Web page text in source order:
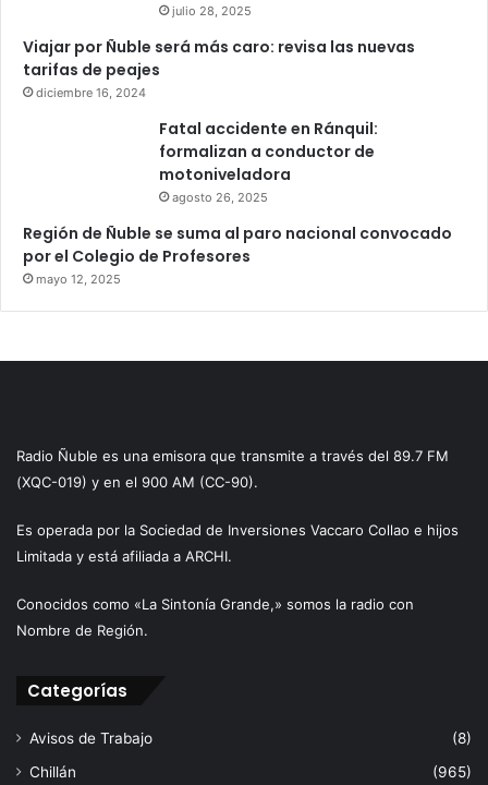
julio 28, 2025
Viajar por Ñuble será más caro: revisa las nuevas
tarifas de peajes
diciembre 16, 2024
Fatal accidente en Ránquil:
formalizan a conductor de
motoniveladora
agosto 26, 2025
Región de Ñuble se suma al paro nacional convocado
por el Colegio de Profesores
mayo 12, 2025
Radio Ñuble es una emisora que transmite a través del 89.7 FM
(XQC-019) y en el 900 AM (CC-90).
Es operada por la Sociedad de Inversiones Vaccaro Collao e hijos
Limitada y está afiliada a ARCHI.
Conocidos como «La Sintonía Grande,» somos la radio con
Nombre de Región.
Categorías
Avisos de Trabajo
(8)
Chillán
(965)